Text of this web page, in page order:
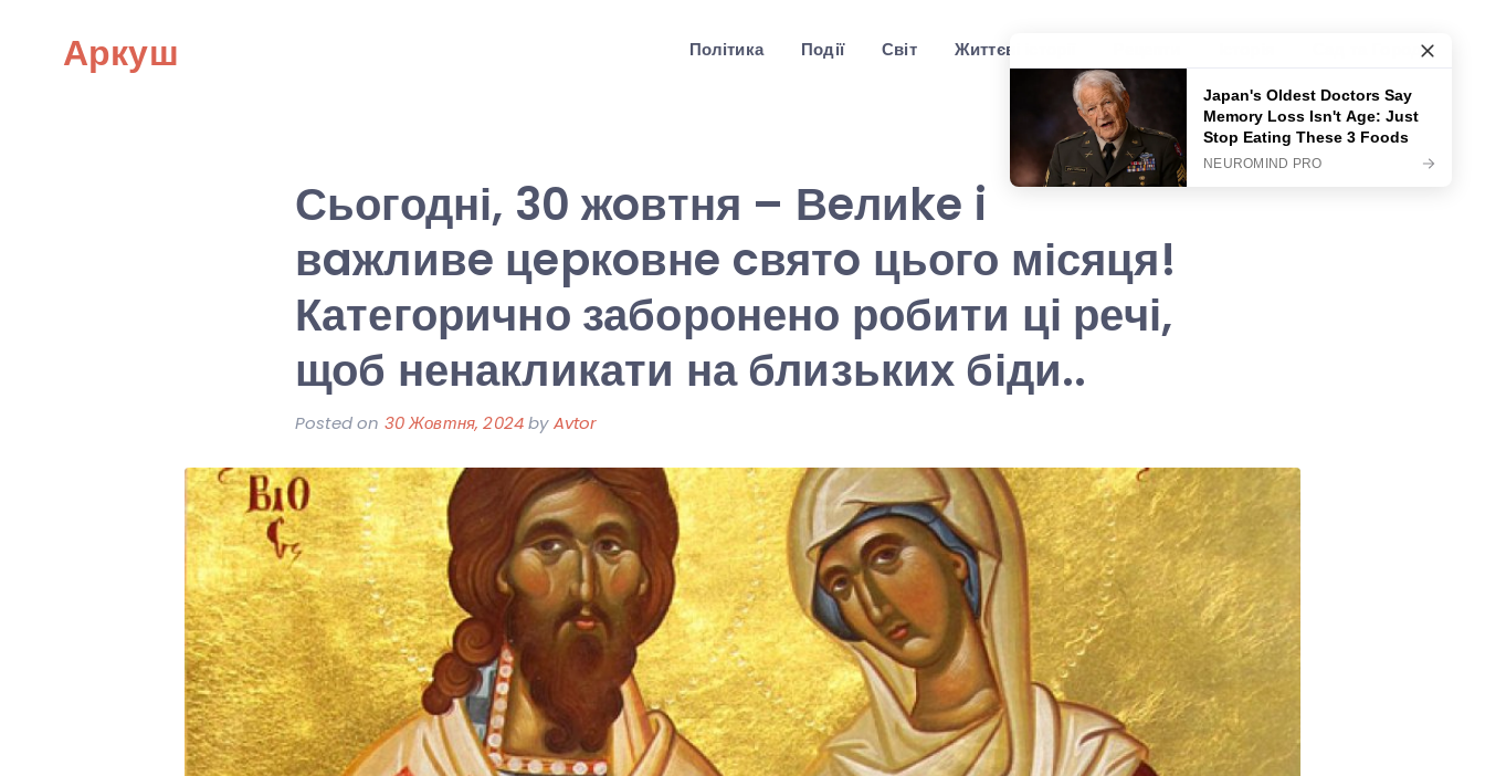
Аркуш Політика Події Світ Життєві історії Сад та Город
Сьогодні, 30 жoвтня – Вeлиke i
вaжливe цepкoвнe cвятo цього місяця!
Категорично заборонено робити ці речі,
щоб ненакликати на близьких біди..
Posted on 30 Жовтня, 2024byAvtor